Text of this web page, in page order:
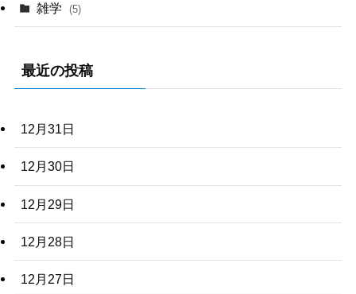
雑学 (5)
最近の投稿
12月31日
12月30日
12月29日
12月28日
12月27日